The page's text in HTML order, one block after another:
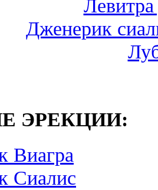
Дженерик
ЭРЕКЦИИ:
Виагра
Сиалис